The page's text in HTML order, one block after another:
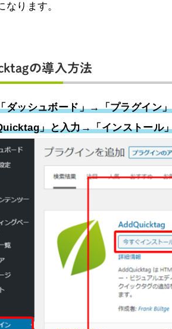
なります。
の導入方法
ダッシュボード」→「プラグイン
」と入力→「インストール